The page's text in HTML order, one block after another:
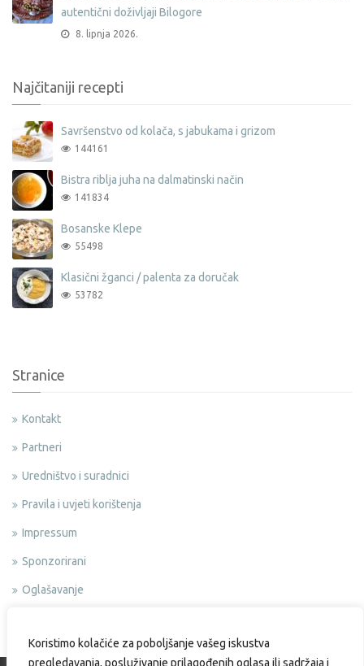
Koristimo kolačiće za poboljšanje vašeg iskustva
pregledavanja, posluživanje prilagođenih oglasa ili sadržaja i
autentični doživljaji Bilogore
8. lipnja 2026.
Najčitaniji recepti
Savršenstvo od kolača, s jabukama i grizom
144161
Bistra riblja juha na dalmatinski način
141834
Bosanske Klepe
55498
Klasični žganci / palenta za doručak
53782
Stranice
Kontakt
Partneri
Uredništvo i suradnici
Pravila i uvjeti korištenja
Impressum
Sponzorirani
Oglašavanje